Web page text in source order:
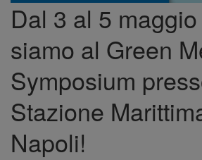
Dal 3 al 5
siamo al Green
Symposium
Stazione
Napoli!